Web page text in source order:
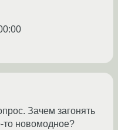
Зачем загонять
то новомодное?